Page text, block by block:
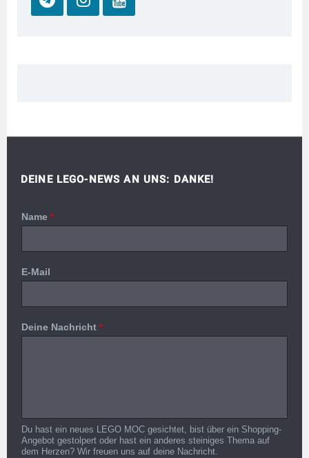
DEINE LEGO-NEWS AN UNS: DANKE!
Name *
E-Mail
Deine Nachricht *
Du hast ein neues LEGO MOC gesichtet, bist über ein Shopping-
Angebot gestolpert oder hast ein anderes steiniges Thema auf
dem Herzen? Wir freuen uns auf deine Nachricht.